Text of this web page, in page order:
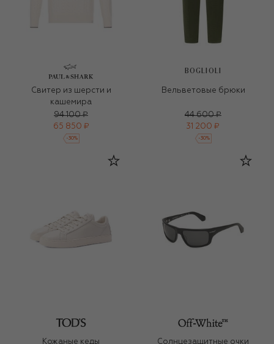
Свитер из шерсти и
кашемира
94 100 ₽
65 850 ₽
-30%
BOGLIOLI
Вельветовые брюки
44 600 ₽
31 200 ₽
-30%
Кожаные кеды Солнцезащитные очки